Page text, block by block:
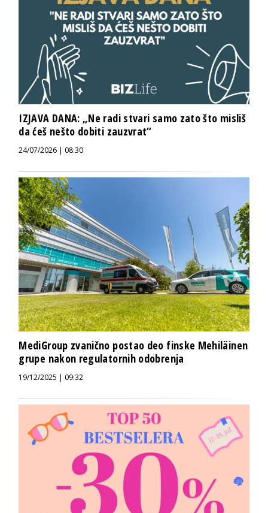
IZJAVA DANA: „Ne radi stvari samo zato što misliš
da ćeš nešto dobiti zauzvrat“
24/07/2026 | 08:30
MediGroup zvanično postao deo finske Mehiläinen
grupe nakon regulatornih odobrenja
19/12/2025 | 09:32